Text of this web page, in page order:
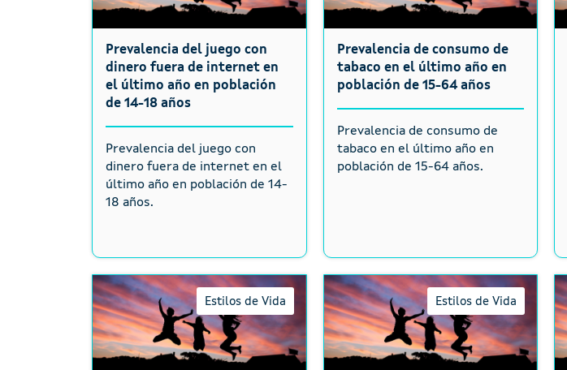
Prevalencia del juego con
dinero fuera de internet en
el último año en población
de 14-18 años
Prevalencia del juego con
dinero fuera de internet en el
último año en población de 14-
18 años.
Prevalencia de consumo de
tabaco en el último año en
población de 15-64 años
Prevalencia de consumo de
tabaco en el último año en
población de 15-64 años.
Estilos de Vida Estilos de Vida